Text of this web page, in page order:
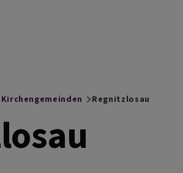
Regnitzlosau